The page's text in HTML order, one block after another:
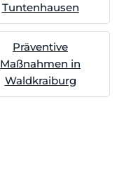
Tuntenhausen
Präventive
Maßnahmen in
Waldkraiburg